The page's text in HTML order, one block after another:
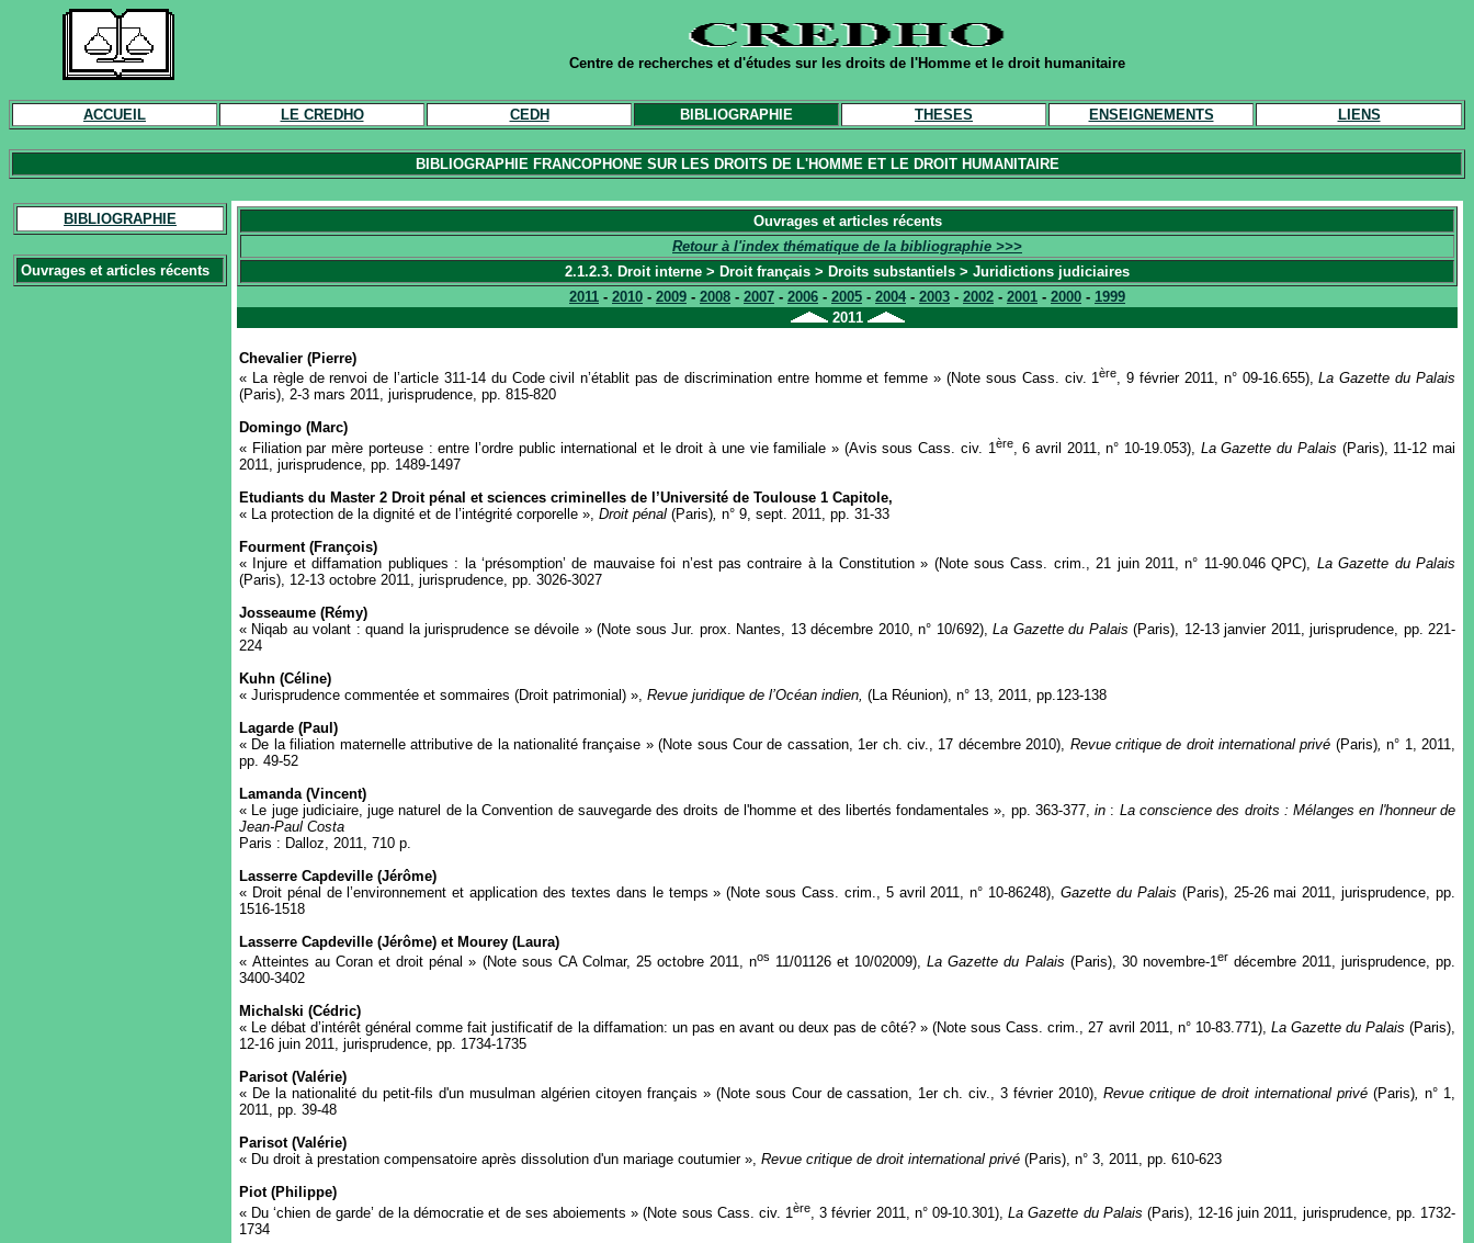
Centre de recherches et d'études sur les droits de l'Homme et le droit humanitaire
ACCUEIL LE CREDHO CEDH BIBLIOGRAPHIE THESES ENSEIGNEMENTS LIENS
BIBLIOGRAPHIE FRANCOPHONE SUR LES DROITS DE L'HOMME ET LE DROIT HUMANITAIRE
BIBLIOGRAPHIE
Ouvrages et articles récents
Ouvrages et articles récents
Retour à l'index thématique de la bibliographie >>>
2.1.2.3. Droit interne > Droit français > Droits substantiels > Juridictions judiciaires
2011 - 2010 - 2009 - 2008 - 2007 - 2006 - 2005 - 2004- 2003 - 2002 - 2001 - 2000 - 1999
2011
Chevalier (Pierre)
« La règle de renvoi de l’article 311-14 du Code civil n’établit pas de discrimination entre homme et femme » (Note sous Cass. civ. 1ère, 9 février 2011, n° 09-16.655),La Gazette du Palais
(Paris), 2-3 mars 2011, jurisprudence, pp. 815-820
Domingo (Marc)
« Filiation par mère porteuse : entre l’ordre public international et le droit à une vie familiale » (Avis sous Cass. civ. 1 ère, 6 avril 2011, n° 10-19.053), La Gazette du Palais (Paris), 11-12 mai
2011, jurisprudence, pp. 1489-1497
Etudiants du Master 2 Droit pénal et sciences criminelles de l’Université de Toulouse 1 Capitole,
« La protection de la dignité et de l’intégrité corporelle », Droit pénal (Paris) n° 9, sept. 2011, pp. 31-33
Fourment (François)
« Injure et diffamation publiques : la ‘présomption’ de mauvaise foi n’est pas contraire à la Constitution » (Note sous Cass. crim., 21 juin 2011, n° 11-90.046 QPC), La Gazette du Palais
(Paris), 12-13 octobre 2011, jurisprudence, pp. 3026-3027
Josseaume (Rémy)
« Niqab au volant : quand la jurisprudence se dévoile » (Note sous Jur. prox. Nantes, 13 décembre 2010, n° 10/692),La Gazette du Palais(Paris), 12-13 janvier 2011, jurisprudence, pp. 221-
224
Kuhn (Céline)
« Jurisprudence commentée et sommaires (Droit patrimonial) », Revue juridique de l’Océan indien, (La Réunion), n° 13, 2011, pp.123-138
Lagarde (Paul)
« De la filiation maternelle attributive de la nationalité française » (Note sous Cour de cassation, 1er ch. civ., 17 décembre 2010), Revue critique de droit international privé (Paris),n° 1, 2011,
pp. 49-52
Lamanda (Vincent)
« Le juge judiciaire, juge naturel de la Convention de sauvegarde des droits de l'homme et des libertés fondamentales », pp. 363-377,in : La conscience des droits : Mélanges en l'honneur de
Jean-Paul Costa
Paris : Dalloz, 2011, 710 p.
Lasserre Capdeville (Jérôme)
« Droit pénal de l’environnement et application des textes dans le temps » (Note sous Cass. crim., 5 avril 2011, n° 10-86248),Gazette du Palais (Paris), 25-26 mai 2011, jurisprudence, pp.
1516-1518
Lasserre Capdeville (Jérôme) et Mourey (Laura)
« Atteintes au Coran et droit pénal » (Note sous CA Colmar, 25 octobre 2011, nos 11/01126 et 10/02009),La Gazette du Palais (Paris), 30 novembre-1er décembre 2011, jurisprudence, pp.
3400-3402
Michalski (Cédric)
« Le débat d’intérêt général comme fait justificatif de la diffamation: un pas en avant ou deux pas de côté? » (Note sous Cass. crim., 27 avril 2011, n° 10-83.771), La Gazette du Palais(Paris),
12-16 juin 2011, jurisprudence, pp. 1734-1735
Parisot (Valérie)
« De la nationalité du petit-fils d'un musulman algérien citoyen français » (Note sous Cour de cassation, 1er ch. civ., 3 février 2010),Revue critique de droit international privé (Paris),n° 1,
2011, pp. 39-48
Parisot (Valérie)
« Du droit à prestation compensatoire après dissolution d'un mariage coutumier », Revue critique de droit international privé (Paris), n° 3, 2011, pp. 610-623
Piot (Philippe)
« Du ‘chien de garde’ de la démocratie et de ses aboiements » (Note sous Cass. civ. 1ère , 3 février 2011, n° 09-10.301),La Gazette du Palais (Paris), 12-16 juin 2011, jurisprudence, pp. 1732-
1734